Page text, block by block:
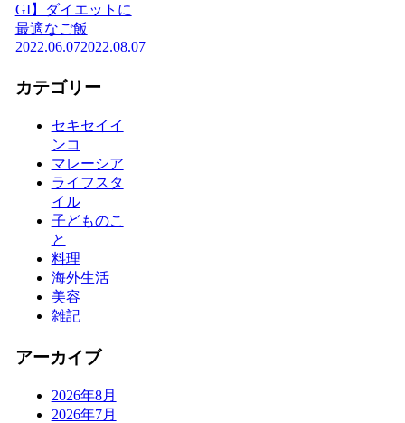
GI】ダイエットに
最適なご飯
2022.06.072022.08.07
カテゴリー
セキセイイ
ンコ
マレーシア
ライフスタ
イル
子どものこ
と
料理
海外生活
美容
雑記
アーカイブ
2026年8月
2026年7月